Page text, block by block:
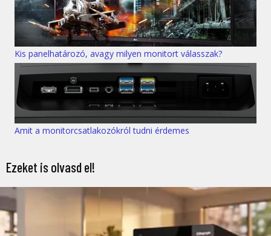
Kis panelhatározó, avagy milyen monitort válasszak?
Amit a monitorcsatlakozókról tudni érdemes
Ezeket is olvasd el!